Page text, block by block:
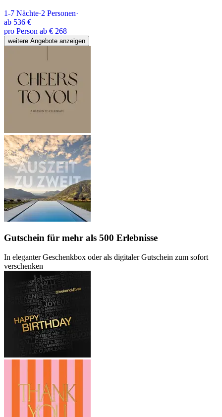
1-7 Nächte·2 Personen·
ab 536 €
pro Person ab € 268
weitere Angebote anzeigen
Gutschein für mehr als 500 Erlebnisse
In eleganter Geschenkbox oder als digitaler Gutschein zum sofort
verschenken